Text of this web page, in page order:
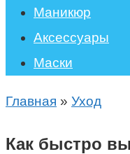
Маникюр
Аксессуары
Маски
Главная » Уход
Как быстро